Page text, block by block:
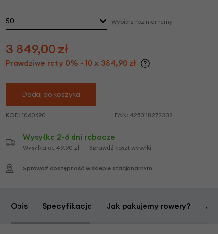
50 Wybierz rozmiar ramy
3 849,00 zł
Prawdziwe raty 0% - 10 x 384,90 zł
Dodaj do koszyka
KOD: 1060690 EAN: 4250118272332
Wysyłka 2-6 dni robocze
Wysyłka od 49,90 zł Sprawdź koszt wysyłki
Sprawdź dostępność w sklepie stacjonarnym
Opis Specyfikacja Jak pakujemy rowery?